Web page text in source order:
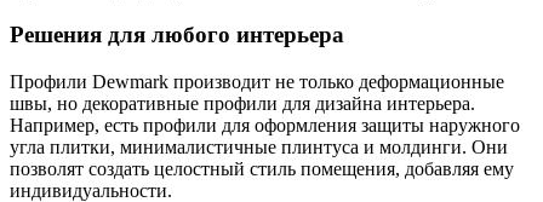
Решения для любого интерьера
Профили Dewmark производит не только деформационные
швы, но декоративные профили для дизайна интерьера.
Например, есть профили для оформления защиты наружного
угла плитки, минималистичные плинтуса и молдинги. Они
позволят создать целостный стиль помещения, добавляя ему
индивидуальности.